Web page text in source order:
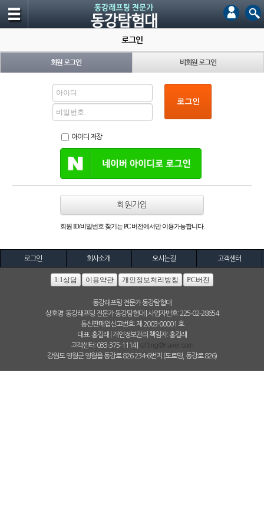
로그인
회원 로그인 비회원 로그인
로그인
아이디 저장
회원가입
회원 ID/비밀번호 찾기는 PC 버전에서만 이용가능합니다.
로그인 회사소개 오시는길 고객센터
1:1상담 이용약관 개인정보처리방침 PC버전
동강래프팅 전문가 동강탐험대
상호명: 동강래프팅 전문가 동강탐험대 | 사업자번호: 225-02-28654
통신판매업신고번호: 제 2003-00001 호
대표: 홍길래 | 개인정보관리 책임자: 홍길래
고객센터: 033-375-1114 | rafting@naver.com
강원도 영월군 영월읍 동강로 826 234-6번지 (도로명, 동강로 826)